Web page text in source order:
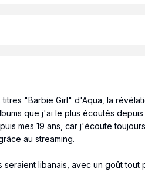
"Barbie Girl" d'Aqua, la
que j'ai le plus écoutés
mes 19 ans, car j'écoute
au streaming.
libanais, avec un goût tout